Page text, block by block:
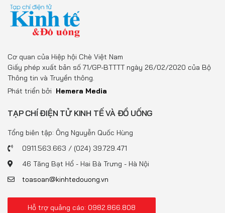
Cơ quan của Hiệp hội Chè Việt Nam
Giấy phép xuất bản số 71/GP-BTTTT ngày 26/02/2020 của Bộ
Thông tin và Truyền thông.
Phát triển bởi Hemera Media
TẠP CHÍ ĐIỆN TỬ KINH TẾ VÀ ĐỒ UỐNG
Tổng biên tập: Ông Nguyễn Quốc Hùng
0911.563.663 / (024) 39.729.471
46 Tăng Bạt Hổ - Hai Bà Trưng - Hà Nội
toasoan@kinhtedouong.vn
Hỗ trợ quảng cáo: 0982.866.808